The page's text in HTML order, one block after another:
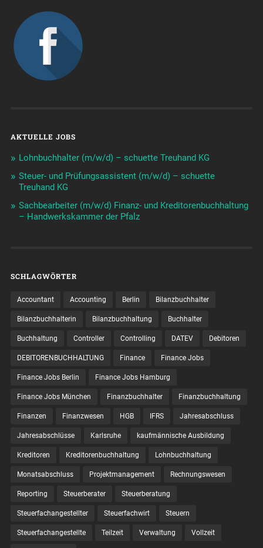
AKTUELLE JOBS
Lohnbuchhalter (m/w/d) – schuette Treuhand KG
Steuer- und Prüfungsassistent (m/w/d) – schuette
Treuhand KG
Sachbearbeiter (m/w/d) Finanz- und Kreditorenbuchhaltung
– Handwerkskammer der Pfalz
SCHLAGWÖRTER
Accountant Accounting Berlin Bilanzbuchhalter
Bilanzbuchhalterin Bilanzbuchhaltung Buchhalter
Buchhaltung Controller Controlling DATEV Debitoren
DEBITORENBUCHHALTUNG Finance Finance Jobs
Finance Jobs Berlin Finance Jobs Hamburg
Finance Jobs München Finanzbuchhalter Finanzbuchhaltung
Finanzen Finanzwesen HGB IFRS Jahresabschluss
Jahresabschlüsse Karlsruhe kaufmännische Ausbildung
Kreditoren Kreditorenbuchhaltung Lohnbuchhaltung
Monatsabschluss Projektmanagement Rechnungswesen
Reporting Steuerberater Steuerberatung
Steuerfachangestellter Steuerfachwirt Steuern
Steuer­fach­ange­stellte Teilzeit Verwaltung Vollzeit